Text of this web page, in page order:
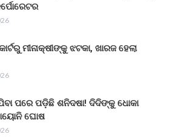
ମୀନାକ୍ଷୀଙ୍କୁ ଝଟକା, ଖାରଜ ହେଲା
ପରେ ପଡ଼ିଛି ଶନିଦଷା! ଦିଦିଙ୍କୁ ଧୋକା
ଘୋଷ